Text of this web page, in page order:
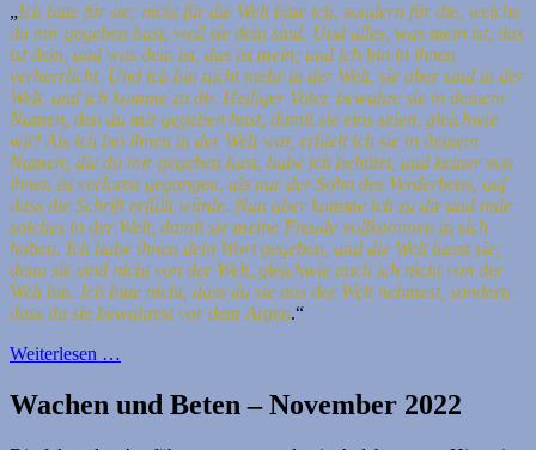
„Ich bitte für sie; nicht für die Welt bitte ich, sondern für die, welche
du mir gegeben hast, weil sie dein sind. Und alles, was mein ist, das
ist dein, und was dein ist, das ist mein; und ich bin in ihnen
verherrlicht. Und ich bin nicht mehr in der Welt, sie aber sind in der
Welt, und ich komme zu dir. Heiliger Vater, bewahre sie in deinem
Namen, den du mir gegeben hast, damit sie eins seien, gleichwie
wir! Als ich bei ihnen in der Welt war, erhielt ich sie in deinem
Namen; die du mir gegeben hast, habe ich behütet, und keiner von
ihnen ist verloren gegangen, als nur der Sohn des Verderbens, auf
dass die Schrift erfüllt würde. Nun aber komme ich zu dir und rede
solches in der Welt, damit sie meine Freude vollkommen in sich
haben. Ich habe ihnen dein Wort gegeben, und die Welt hasst sie;
denn sie sind nicht von der Welt, gleichwie auch ich nicht von der
Welt bin. Ich bitte nicht, dass du sie aus der Welt nehmest, sondern
dass du sie bewahrest vor dem Argen.“
Weiterlesen …
Wachen und Beten – November 2022